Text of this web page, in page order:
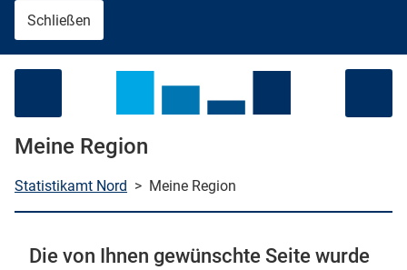
starten
Schließen
Meine Region
Statistikamt Nord > Meine Region
Die von Ihnen gewünschte Seite wurde